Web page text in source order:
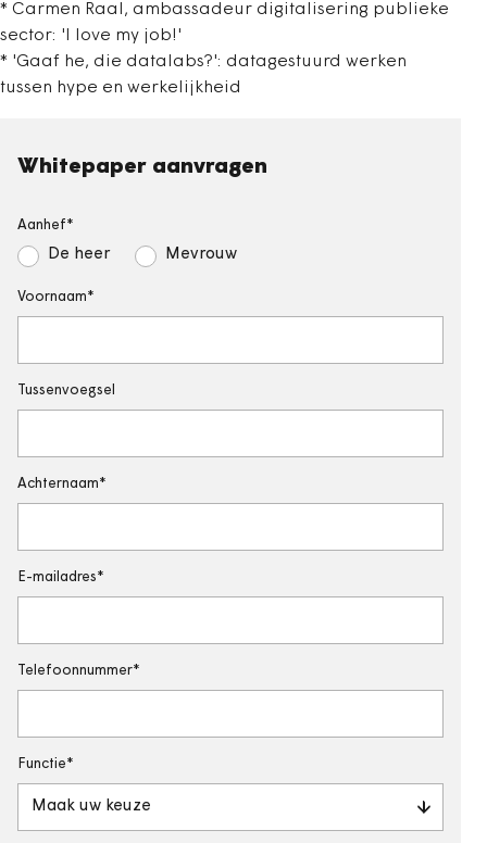
* Carmen Raal, ambassadeur digitalisering publieke
sector: 'I love my job!'
* 'Gaaf he, die datalabs?': datagestuurd werken
tussen hype en werkelijkheid
Whitepaper aanvragen
Aanhef
De heer Mevrouw
Voornaam
Tussenvoegsel
Achternaam
E-mailadres
Telefoonnummer
Functie
Maak uw keuze